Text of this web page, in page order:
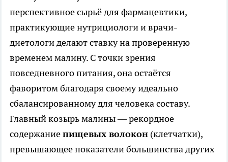
перспективное сырьё для фармацевтики,
практикующие нутрициологи и врачи-
диетологи делают ставку на проверенную
временем малину. С точки зрения
повседневного питания, она остаётся
фаворитом благодаря своему идеально
сбалансированному для человека составу.
Главный козырь малины — рекордное
содержаниепищевых волокон (клетчатки),
превышающее показатели большинства других